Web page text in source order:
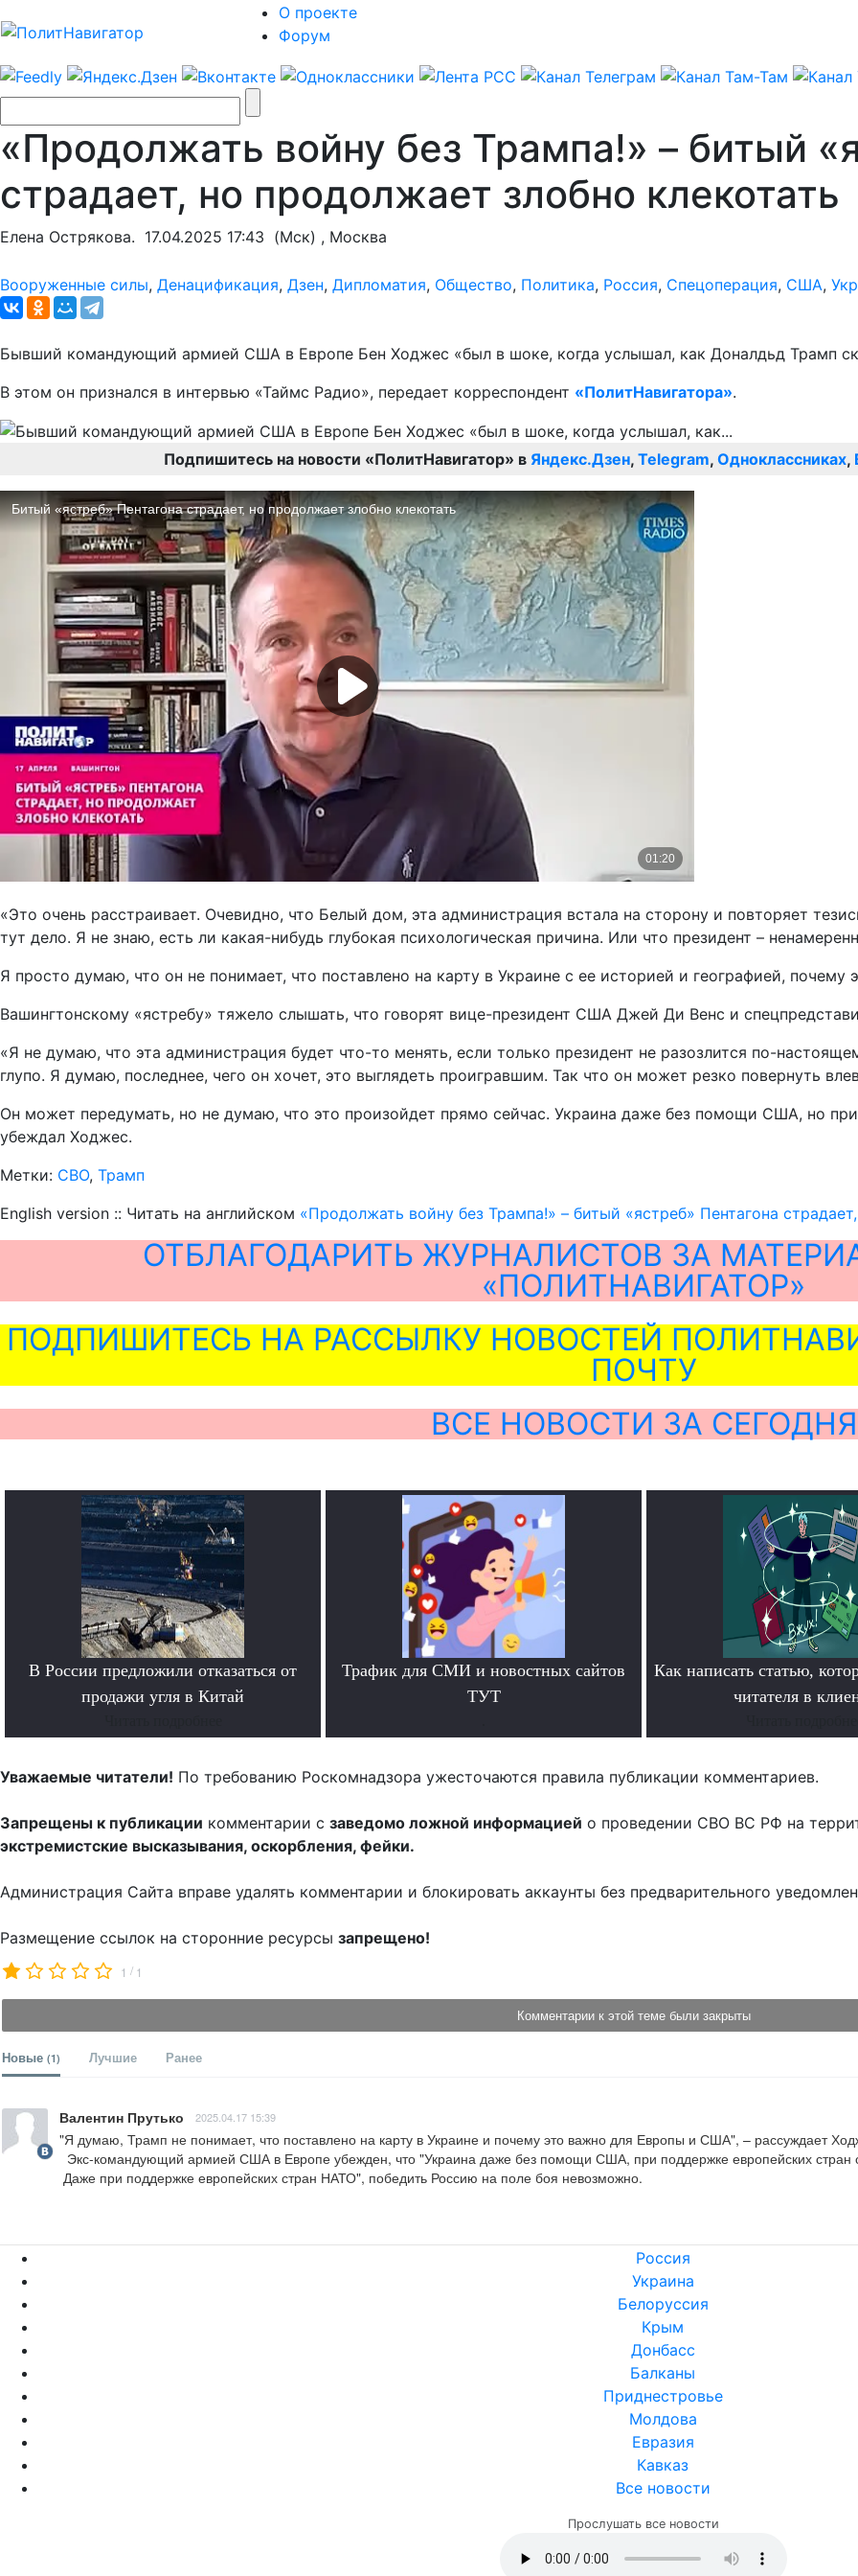
О проекте
Форум
«Продолжать войну без Трампа!» – битый
страдает, но продолжает злобно клекотать
Елена Острякова. 17.04.2025 17:43 (Мск) , Москва
Вооруженные силы, Денацификация, Дзен, Дипломатия, Общество, Политика, Россия, Спецоперация, США,
Бывший командующий армией США в Европе Бен Ходжес «был в шоке, когда услышал, как Доналдьд Трамп
В этом он признался в интервью «Таймс Радио», передает корреспондент «ПолитНавигатора».
Подпишитесь на новости «ПолитНавигатор» в Яндекс.Дзен, Telegram, Одноклассниках,
«Это очень расстраивает. Очевидно, что Белый дом, эта администрация встала на сторону и повторяет
тут дело. Я не знаю, есть ли какая-нибудь глубокая психологическая причина. Или что президент –
Я просто думаю, что он не понимает, что поставлено на карту в Украине с ее историей и географией,
Вашингтонскому «ястребу» тяжело слышать, что говорят вице-президент США Джей Ди Венс и
«Я не думаю, что эта администрация будет что-то менять, если только президент не разозлится по-
глупо. Я думаю, последнее, чего он хочет, это выглядеть проигравшим. Так что он может резко повернуть
Он может передумать, но не думаю, что это произойдет прямо сейчас. Украина даже без помощи США, но
убеждал Ходжес.
Метки: СВО, Трамп
English version :: Читать на английском «Продолжать войну без Трампа!» – битый «ястреб» Пентагона
ОТБЛАГОДАРИТЬ ЖУРНАЛИСТОВ ЗА
«ПОЛИТНАВИГАТОР»
ПОДПИШИТЕСЬ НА РАССЫЛКУ НОВОСТЕЙ
ПОЧТУ
ВСЕ НОВОСТИ ЗА СЕГОДНЯ
В России предложили отказаться от
продажи угля в Китай
Трафик для СМИ и новостных сайтов
ТУТ
Как написать статью,
читателя в
Уважаемые читатели! По требованию Роскомнадзора ужесточаются правила публикации комментариев.
Запрещены к публикации комментарии с заведомо ложной информацией о проведении СВО ВС РФ на
экстремистские высказывания, оскорбления, фейки.
Администрация Сайта вправе удалять комментарии и блокировать аккаунты без предварительного
Размещение ссылок на сторонние ресурсы запрещено!
1 / 1
Комментарии к этой теме были закрыты
Новые (1) Лучшие Ранее
Валентин Прутько 2025.04.17 15:39
"Я думаю, Трамп не понимает, что поставлено на карту в Украине и почему это важно для
Даже при поддержке европейских стран НАТО", победить Россию на поле боя невозможно.
Россия
Украина
Белоруссия
Крым
Донбасс
Балканы
Приднестровье
Молдова
Евразия
Кавказ
Все новости
Прослушать все новости